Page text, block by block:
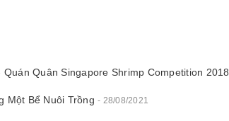
Quán Quân Singapore Shrimp Competition 2018
Một Bể Nuôi Trồng - 28/08/2021